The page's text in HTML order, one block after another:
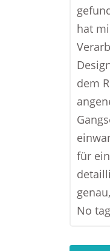
hat
dem
für
No